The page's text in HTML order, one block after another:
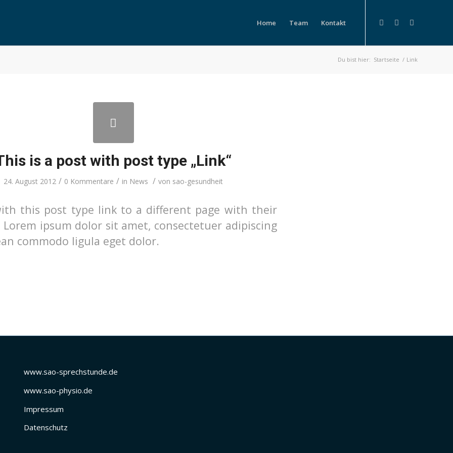
Home Team Kontakt
Du bist hier: Startseite / Link
is a post with post type „Link“
24. August 2012 / 0 Kommentare / in News / von sao-gesundheit
this post type link to a different page with their
Lorem ipsum dolor sit amet, consectetuer adipiscing
commodo ligula eget dolor.
www.sao-sprechstunde.de
www.sao-physio.de
Impressum
Datenschutz